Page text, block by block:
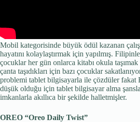
Mobil kategorisinde büyük ödül kazanan
hayatını kolaylaştırmak için yapılmış.
çocuklar her gün onlarca kitabı okula
çanta taşıdıkları için bazı çocuklar
problemi tablet bilgisayarla ile çözdüler
düşük olduğu için tablet bilgisayar alma
imkanlarla akıllıca bir şekilde halletmişler.
OREO “Oreo Daily Twist”